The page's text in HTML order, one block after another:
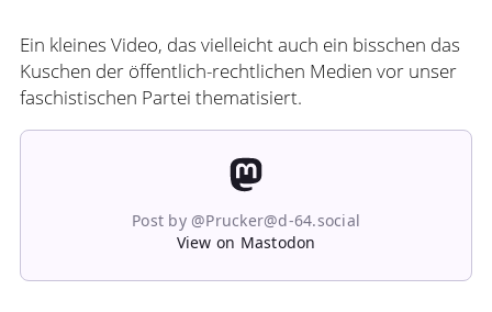
Ein kleines Video, das vielleicht auch ein bisschen das
Kuschen der öffentlich-rechtlichen Medien vor unser
faschistischen Partei thematisiert.
Post by @Prucker@d-64.social
View on Mastodon